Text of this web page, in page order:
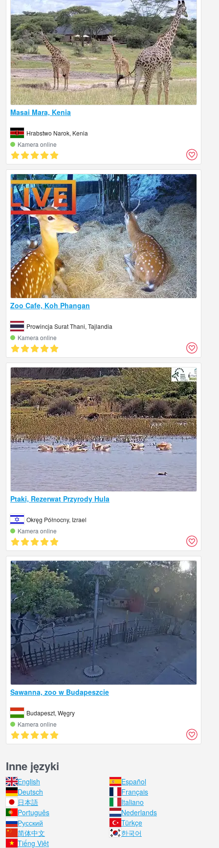
Masai Mara, Kenia
Hrabstwo Narok, Kenia
Kamera online
Zoo Cafe, Koh Phangan
Prowincja Surat Thani, Tajlandia
Kamera online
Ptaki, Rezerwat Przyrody Hula
Okręg Północny, Izrael
Kamera online
Sawanna, zoo w Budapeszcie
Budapeszt, Węgry
Kamera online
Inne języki
English
Español
Deutsch
Français
日本語
Italiano
Português
Nederlands
Русский
Türkçe
简体中文
한국어
Tiếng Việt